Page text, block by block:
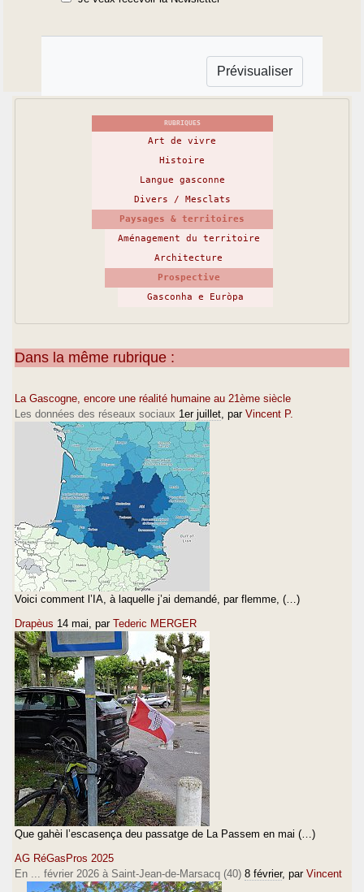
RUBRIQUES
Art de vivre
Histoire
Langue gasconne
Divers / Mesclats
Paysages & territoires
Aménagement du territoire
Architecture
Prospective
Gasconha e Euròpa
Dans la même rubrique :
La Gascogne, encore une réalité humaine au 21ème siècle
Les données des réseaux sociaux 1er juillet , par Vincent P.
Voici comment l’IA, à laquelle j’ai demandé, par flemme, (…)
Drapèus 14 mai , par Tederic MERGER
Que gahèi l’escasença deu passatge de La Passem en mai (…)
AG RéGasPros 2025
En ... février 2026 à Saint-Jean-de-Marsacq (40) 8 février, par Vincent